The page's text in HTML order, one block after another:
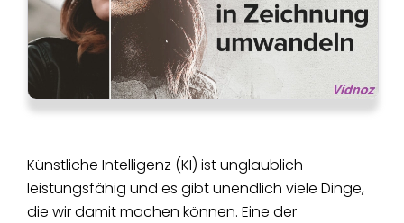
Künstliche Intelligenz (KI) ist unglaublich
leistungsfähig und es gibt unendlich viele Dinge,
die wir damit machen können. Eine der